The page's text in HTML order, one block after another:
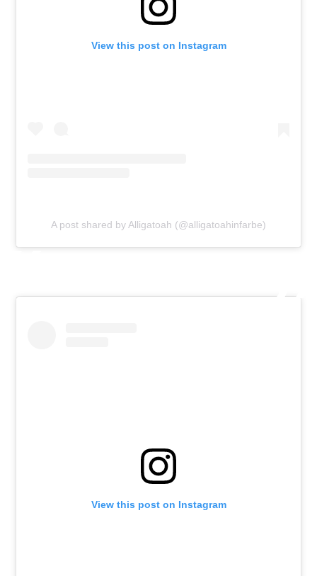
View this post on Instagram
A post shared by Alligatoah (@alligatoahinfarbe)
View this post on Instagram